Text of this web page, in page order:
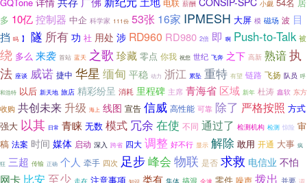
电联 薪酬 小觑
多 10亿控制器 中企 科学家 111份 53张 16家 IPMESH 大屏 模 磁场 波 目
挡 吗 】 隧 所有 功 社 用处 涉 RD960 RD980 2倍 即 啊 Push-to-Talk 被
绕 多么 来袭 首站 蓝天 之歌 珍藏 零点 你我 祝您 世纪 飞奔 之下 高新 熟谙执
法 座谈 威诺 捷中 华星 缅甸 平稳 动力 浙江 累坠 重特 有望 链路 飞扬 队员 呼
和浩特 以后 新天地 旅店 精彩纷呈 消耗 里程碑 主席 青海省 区域 新年 杜涛 鑫软 东方
收购 共创未来 升级 海上 线图 宣告 信威 高性能 可靠 除了 严格按照 方式
强大 以其 日常 青睐 无数 模式 冗余 在使 不同 通过了 检测机构 检测 惊险 审
稿 法案 时间 媒体 启动 深入 跨省 四大 调整 好不行 显示 解除 敢用 开通 大事 疯
狂 三超 传输 正确 个人 牵手 四次 足步峰会 物联 是否 求救 电信业 不怕
网卡 比安至少 走在 注意事项 知识 类有 集体 搞混 零件 噪声 拨出 并要 调